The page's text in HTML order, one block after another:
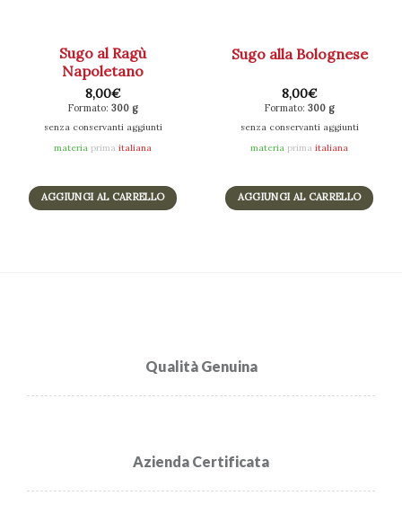
Sugo al Ragù
Napoletano
8,00€
Formato: 300 g
senza conservanti aggiunti
materia prima italiana
AGGIUNGI AL CARRELLO
Sugo alla Bolognese
8,00€
Formato: 300 g
senza conservanti aggiunti
materia prima italiana
AGGIUNGI AL CARRELLO
Qualità Genuina
Azienda Certificata